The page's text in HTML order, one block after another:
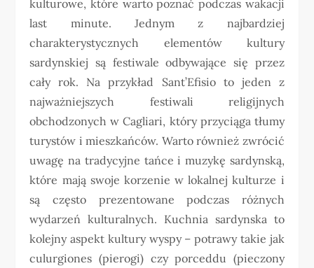
kulturowe, które warto poznać podczas wakacji
last minute. Jednym z najbardziej
charakterystycznych elementów kultury
sardynskiej są festiwale odbywające się przez
cały rok. Na przykład Sant’Efisio to jeden z
najważniejszych festiwali religijnych
obchodzonych w Cagliari, który przyciąga tłumy
turystów i mieszkańców. Warto również zwrócić
uwagę na tradycyjne tańce i muzykę sardynską,
które mają swoje korzenie w lokalnej kulturze i
są często prezentowane podczas różnych
wydarzeń kulturalnych. Kuchnia sardynska to
kolejny aspekt kultury wyspy – potrawy takie jak
culurgiones (pierogi) czy porceddu (pieczony